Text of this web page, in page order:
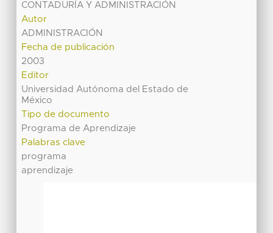
CONTADURÍA Y ADMINISTRACIÓN
Autor
ADMINISTRACIÓN
Fecha de publicación
2003
Editor
Universidad Autónoma del Estado de
México
Tipo de documento
Programa de Aprendizaje
Palabras clave
programa
aprendizaje